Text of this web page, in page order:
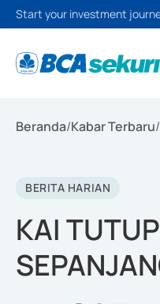
Start your investment
Beranda/Kabar Terbaru/
BERITA HARIAN
KAI